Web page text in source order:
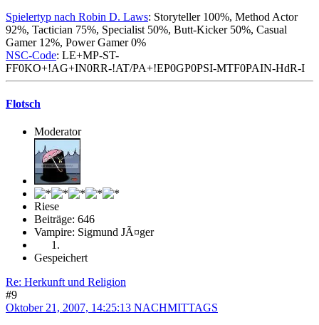
Spielertyp nach Robin D. Laws: Storyteller 100%, Method Actor
92%, Tactician 75%, Specialist 50%, Butt-Kicker 50%, Casual
Gamer 12%, Power Gamer 0%
NSC-Code: LE+MP-ST-
FF0KO+!AG+IN0RR-!AT/PA+!EP0GP0PSI-MTF0PAIN-HdR-I
Flotsch
Moderator
Riese
Beiträge: 646
Vampire: Sigmund JÃ¤ger
Gespeichert
Re: Herkunft und Religion
#9
Oktober 21, 2007, 14:25:13 NACHMITTAGS